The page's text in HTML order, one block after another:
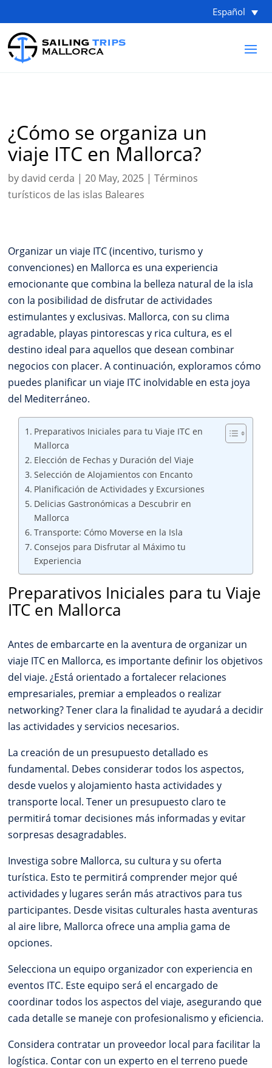
Español
¿Cómo se organiza un
viaje ITC en Mallorca?
by david cerda |20 May, 2025 |Términos
turísticos de las islas Baleares
Organizar un viaje ITC (incentivo, turismo y
convenciones) en Mallorca es una experiencia
emocionante que combina la belleza natural de la isla
con la posibilidad de disfrutar de actividades
estimulantes y exclusivas. Mallorca, con su clima
agradable, playas pintorescas y rica cultura, es el
destino ideal para aquellos que desean combinar
negocios con placer. A continuación, exploramos cómo
puedes planificar un viaje ITC inolvidable en esta joya
del Mediterráneo.
Preparativos Iniciales para tu Viaje ITC en
Mallorca
Elección de Fechas y Duración del Viaje
Selección de Alojamientos con Encanto
Planificación de Actividades y Excursiones
Delicias Gastronómicas a Descubrir en
Mallorca
Transporte: Cómo Moverse en la Isla
Consejos para Disfrutar al Máximo tu
Experiencia
Preparativos Iniciales para tu Viaje
ITC en Mallorca
Antes de embarcarte en la aventura de organizar un
viaje ITC en Mallorca, es importante definir los objetivos
del viaje. ¿Está orientado a fortalecer relaciones
empresariales, premiar a empleados o realizar
networking? Tener clara la finalidad te ayudará a decidir
las actividades y servicios necesarios.
La creación de un presupuesto detallado es
fundamental. Debes considerar todos los aspectos,
desde vuelos y alojamiento hasta actividades y
transporte local. Tener un presupuesto claro te
permitirá tomar decisiones más informadas y evitar
sorpresas desagradables.
Investiga sobre Mallorca, su cultura y su oferta
turística. Esto te permitirá comprender mejor qué
actividades y lugares serán más atractivos para tus
participantes. Desde visitas culturales hasta aventuras
al aire libre, Mallorca ofrece una amplia gama de
opciones.
Selecciona un equipo organizador con experiencia en
eventos ITC. Este equipo será el encargado de
coordinar todos los aspectos del viaje, asegurando que
cada detalle se maneje con profesionalismo y eficiencia.
Considera contratar un proveedor local para facilitar la
logística. Contar con un experto en el terreno puede